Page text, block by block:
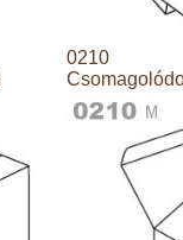
0210